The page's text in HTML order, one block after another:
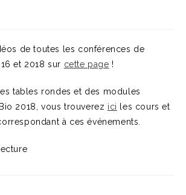
de toutes les conférences de
et 2018 sur cette page !
tables rondes et des modules
2018, vous trouverez ici
les cours et
à ces événements.